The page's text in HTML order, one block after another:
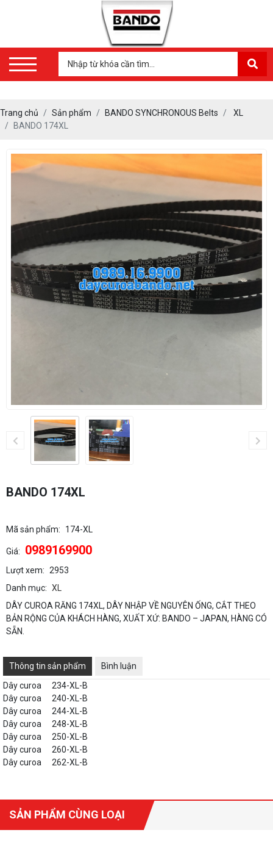
Trang chủ Sản phẩm BANDO SYNCHRONOUS Belts
XL
BANDO 174XL
BANDO 174XL
Mã sản phẩm: 174-XL
Giá: 0989169900
Lượt xem: 2953
Danh mục: XL
DÂY CUROA RĂNG 174XL, DÂY NHẬP VỀ NGUYÊN ỐNG, CẮT THEO
BẢN RỘNG CỦA KHÁCH HÀNG, XUẤT XỨ: BANDO – JAPAN, HÀNG CÓ
SẴN.
Thông tin sản phẩm
Bình luận
Dây curoa
234-XL-B
Dây curoa
240-XL-B
Dây curoa
244-XL-B
Dây curoa
248-XL-B
Dây curoa
250-XL-B
Dây curoa
260-XL-B
Dây curoa
262-XL-B
SẢN PHẨM CÙNG LOẠI